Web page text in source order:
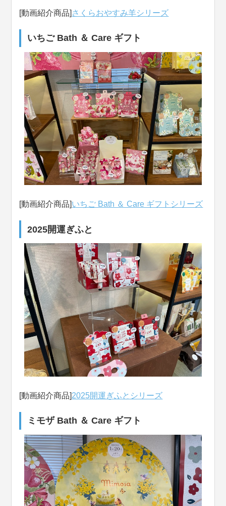
[動画紹介商品] さくらおやすみ羊シリーズ
いちご Bath ＆ Care ギフト
[動画紹介商品]いちご Bath ＆ Care ギフトシリーズ
2025開運ぎふと
[動画紹介商品]2025開運ぎふとシリーズ
ミモザ Bath ＆ Care ギフト